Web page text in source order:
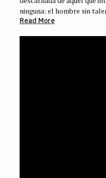
ninguna: el hombre sin
Read More